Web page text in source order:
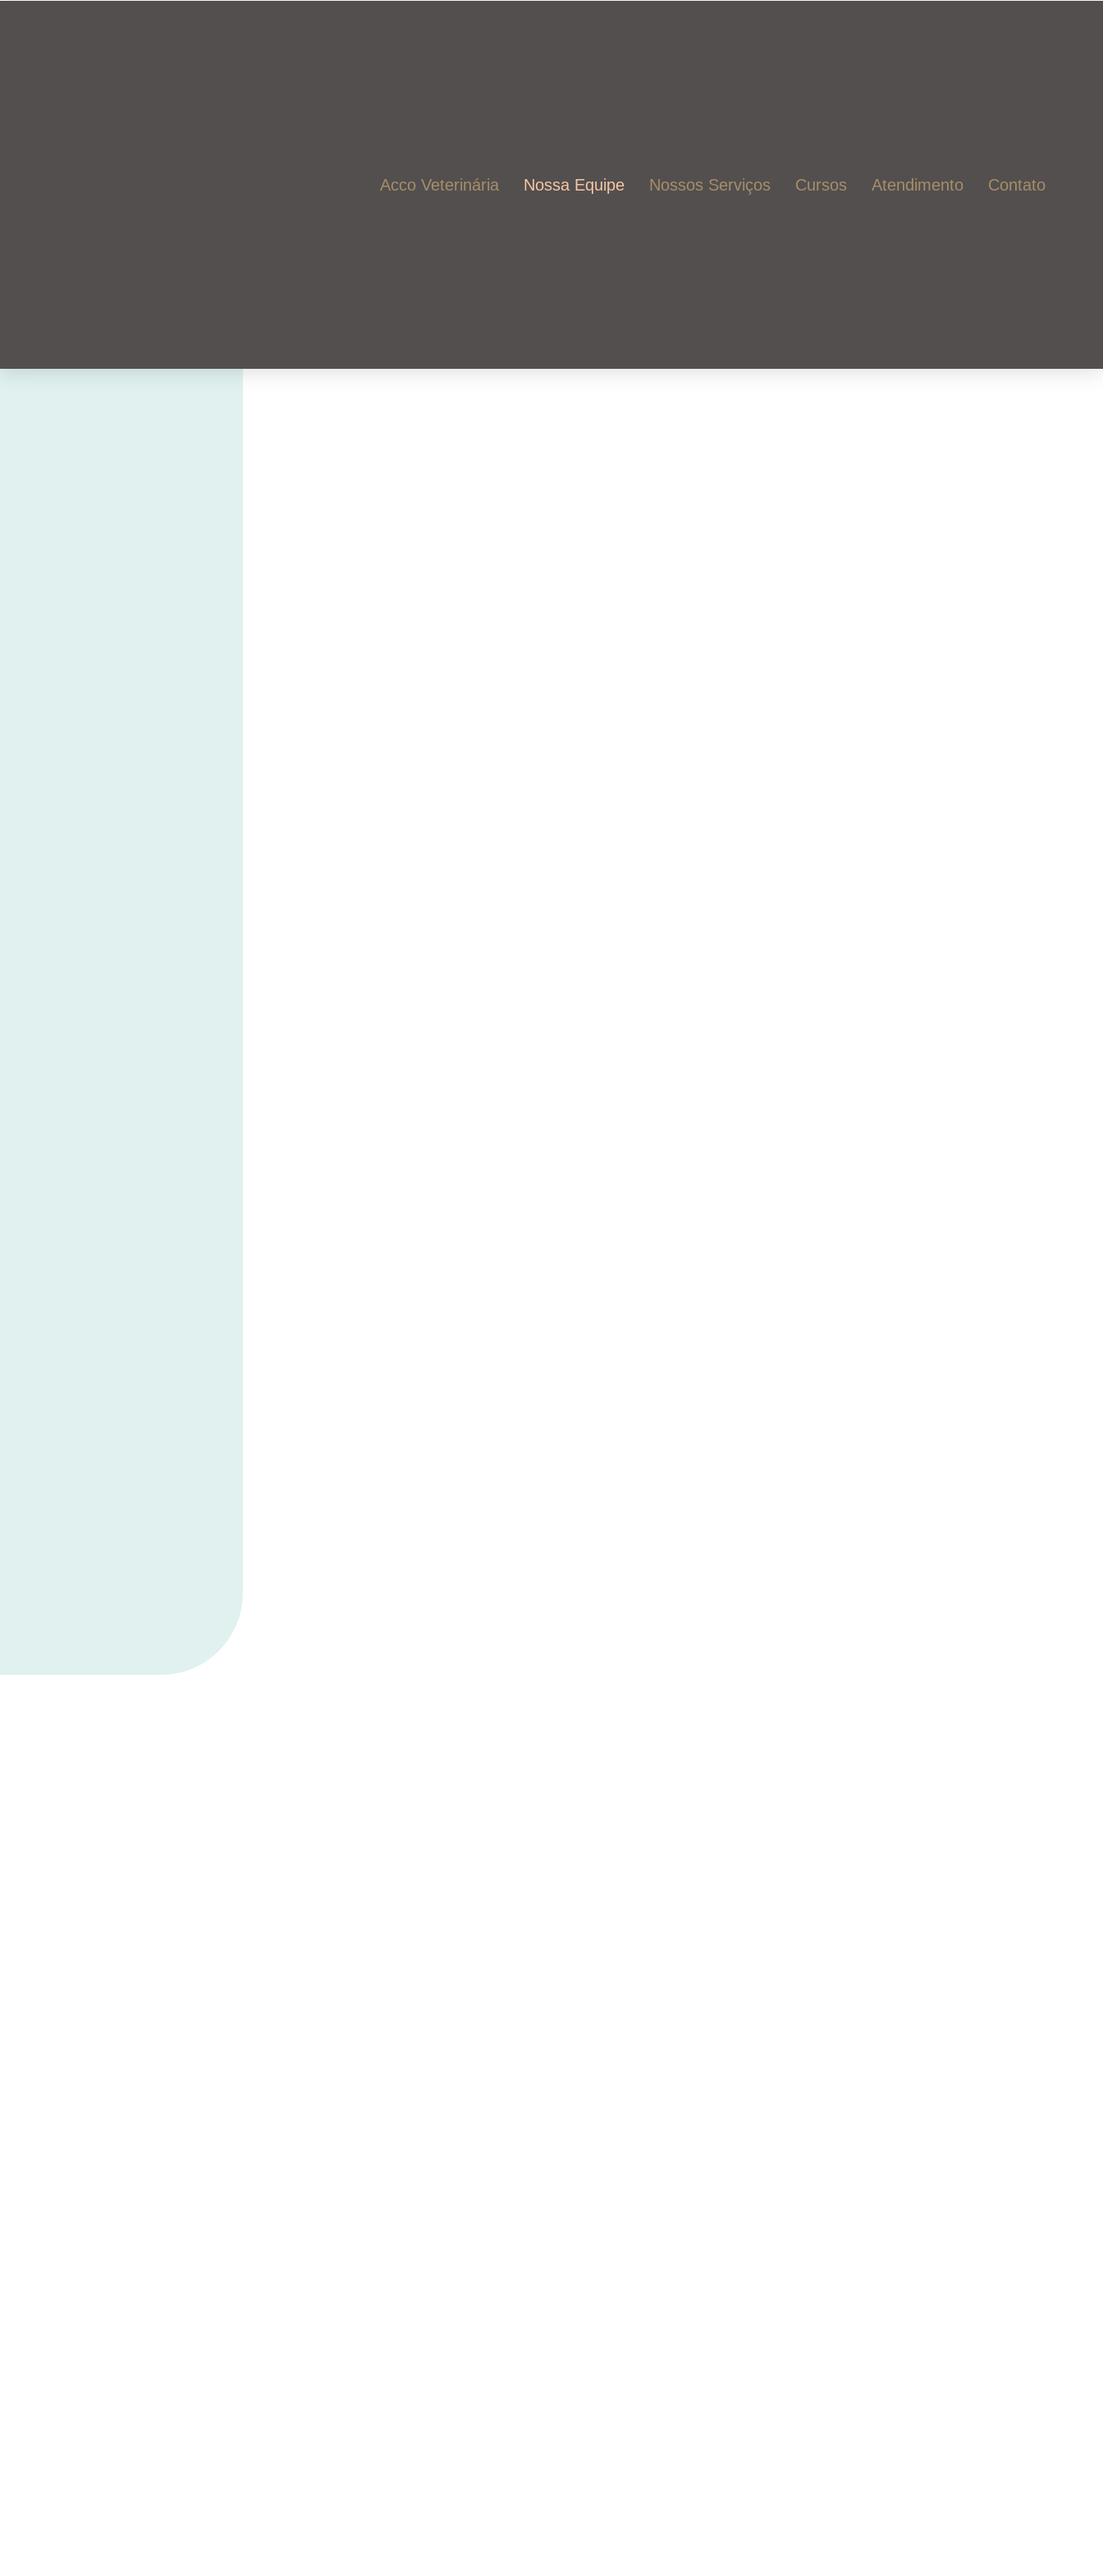
Acco Veterinária Nossa Equipe Nossos Serviços Cursos Atendimento Contato